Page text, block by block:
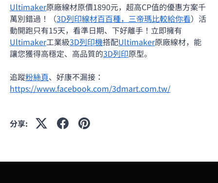
Ultimaker原廠線材原價1890元，超高CP值的優惠方案千
萬別錯過！（3D列印線材百百種，三帝瑪比較給你看）活
動開跑只有15天，看準日期、下好離手！立即擁有
Ultimaker工業級3D列印機搭配Ultimaker原廠線材，能
讓您獲得高穩定、高品質的3D列印原型。
追蹤粉絲頁、好康不漏接：
https://www.facebook.com/3dmart.com.tw/
分享: